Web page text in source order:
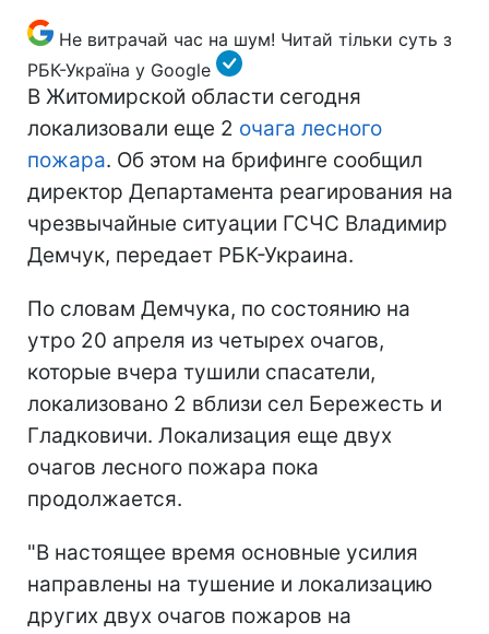
Не витрачай час на шум! Читай тільки суть з
РБК-Україна у Google
В Житомирской области сегодня
локализовали еще 2 очага лесного
пожара. Об этом на брифинге сообщил
директор Департамента реагирования на
чрезвычайные ситуации ГСЧС Владимир
Демчук, передает РБК-Украина.
По словам Демчука, по состоянию на
утро 20 апреля из четырех очагов,
которые вчера тушили спасатели,
локализовано 2 вблизи сел Бережесть и
Гладковичи. Локализация еще двух
очагов лесного пожара пока
продолжается.
"В настоящее время основные усилия
направлены на тушение и локализацию
других двух очагов пожаров на